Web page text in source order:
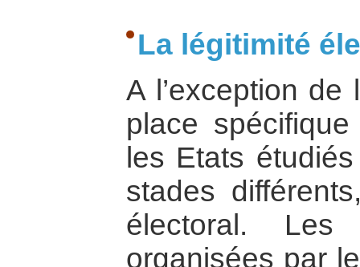
La légitimité
A l’exception
place
les Etats
stades
électoral.
organisées par